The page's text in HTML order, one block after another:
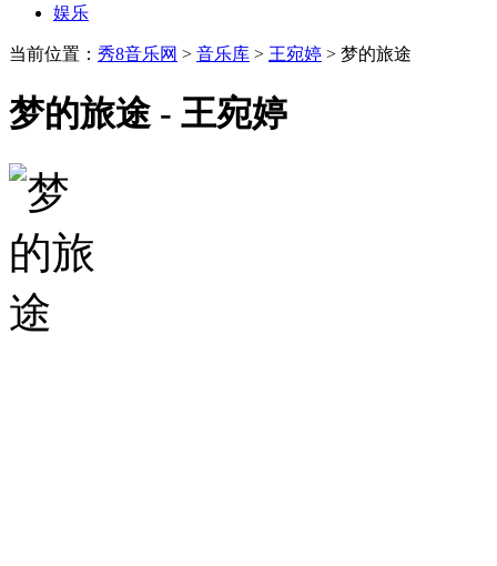
娱乐
当前位置： 秀8音乐网 > 音乐库 > 王宛婷 > 梦的旅途
梦的旅途 - 王宛婷